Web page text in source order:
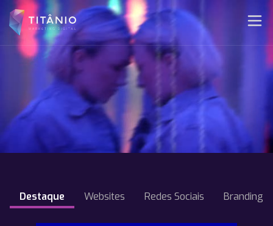
Destaque Websites Redes Sociais Branding